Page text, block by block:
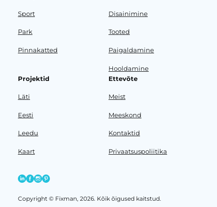
Sport
Park
Pinnakatted
Disainimine
Tooted
Paigaldamine
Hooldamine
Projektid
Läti
Eesti
Leedu
Kaart
Ettevõte
Meist
Meeskond
Kontaktid
Privaatsuspoliitika
Copyright © Fixman, 2026. Kõik õigused kaitstud.